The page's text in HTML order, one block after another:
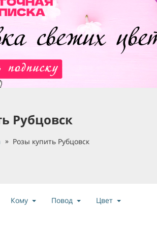
Рубцовск
Розы купить Рубцовск
Кому Повод Цвет